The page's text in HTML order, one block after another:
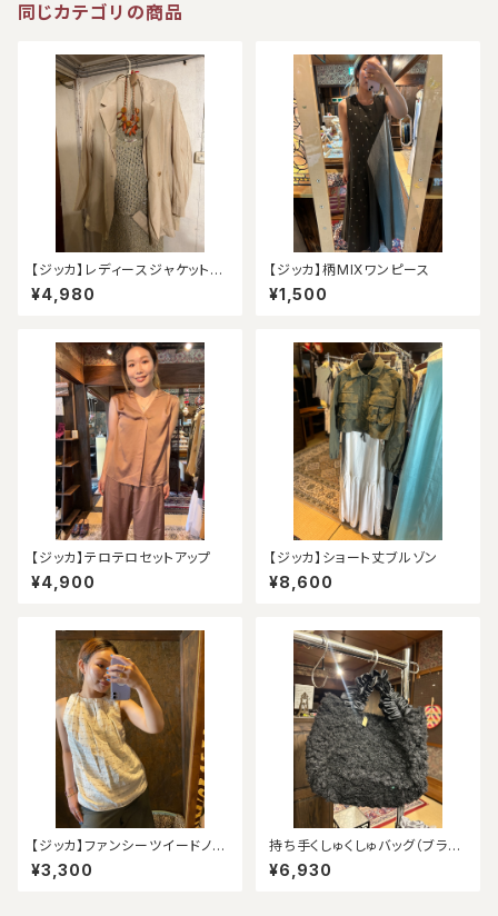
同じカテゴリの商品
【ジッカ】レディースジャケット
（アウトレット）
¥4,980
【ジッカ】柄MIXワンピース
¥1,500
【ジッカ】テロテロセットアップ
¥4,900
【ジッカ】ショート丈ブルゾン
¥8,600
【ジッカ】ファンシーツイードノー
スリーブ（アウトレット）
¥3,300
持ち手くしゅくしゅバッグ（ブラッ
ク）
¥6,930